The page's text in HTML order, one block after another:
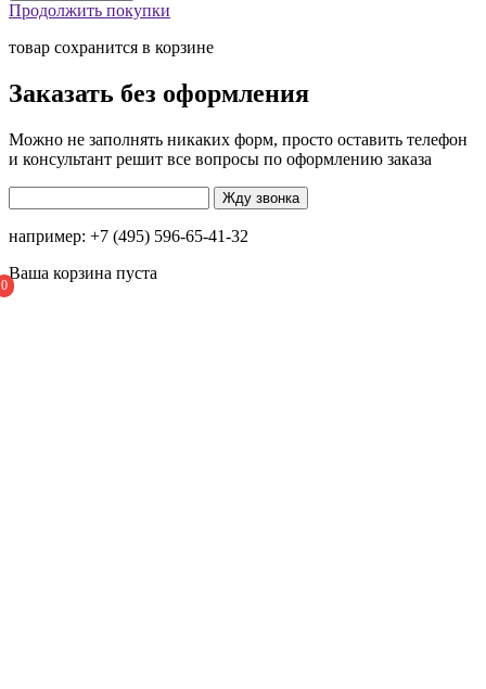
0
Продолжить покупки
товар сохранится в корзине
Заказать без оформления
Можно не заполнять никаких форм, просто оставить телефон
и консультант решит все вопросы по оформлению заказа
например: +7 (495) 596-65-41-32
Ваша корзина пуста